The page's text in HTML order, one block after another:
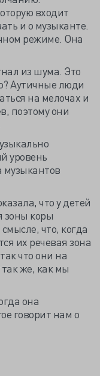
входит
и о музыканте.
режиме. Она
из шума. Это
Аутичные люди
на мелочах и
поэтому они
уровень
музыкантов
что у детей
зоны коры
что, когда
их речевая зона
что они на
же, как мы
она
говорит нам о